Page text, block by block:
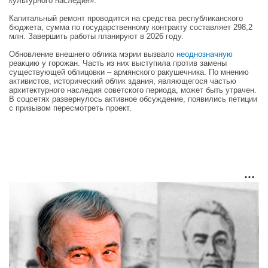
Капитальный ремонт проводится на средства республиканского
бюджета, сумма по государственному контракту составляет 298,2
млн. Завершить работы планируют в 2026 году.
Обновление внешнего облика мэрии вызвало неоднозначную
реакцию у горожан. Часть из них выступила против замены
существующей облицовки – армянского ракушечника. По мнению
активистов, исторический облик здания, являющегося частью
архитектурного наследия советского периода, может быть утрачен.
В соцсетях развернулось активное обсуждение, появились петиции
с призывом пересмотреть проект.